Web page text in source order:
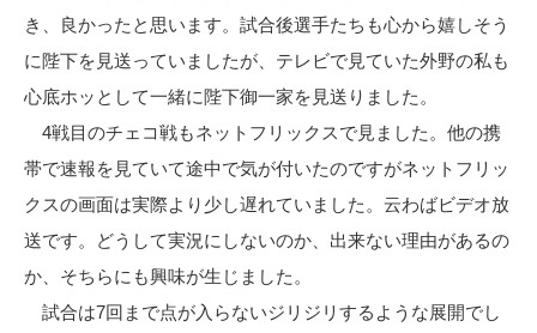
き、良かったと思います。試合後選手たちも心から嬉しそう
に陛下を見送っていましたが、テレビで見ていた外野の私も
心底ホッとして一緒に陛下御一家を見送りました。
4戦目のチェコ戦もネットフリックスで見ました。他の携
帯で速報を見ていて途中で気が付いたのですがネットフリッ
クスの画面は実際より少し遅れていました。云わばビデオ放
送です。どうして実況にしないのか、出来ない理由があるの
か、そちらにも興味が生じました。
試合は7回まで点が入らないジリジリするような展開でし